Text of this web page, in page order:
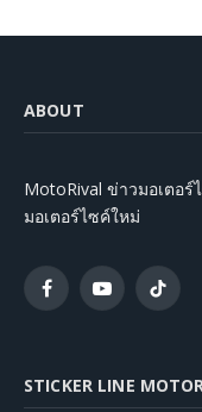
ABOUT
MotoRival ข่าวมอเตอร์
มอเตอร์ไซค์ใหม่
FacebookYouTubeTikTok
STICKER LINE